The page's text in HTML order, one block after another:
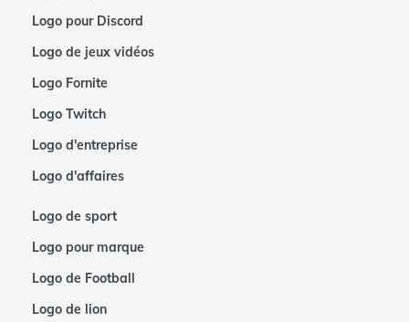
Logo pour Discord
Logo de jeux vidéos
Logo Fornite
Logo Twitch
Logo d'entreprise
Logo d'affaires
Logo de sport
Logo pour marque
Logo de Football
Logo de lion